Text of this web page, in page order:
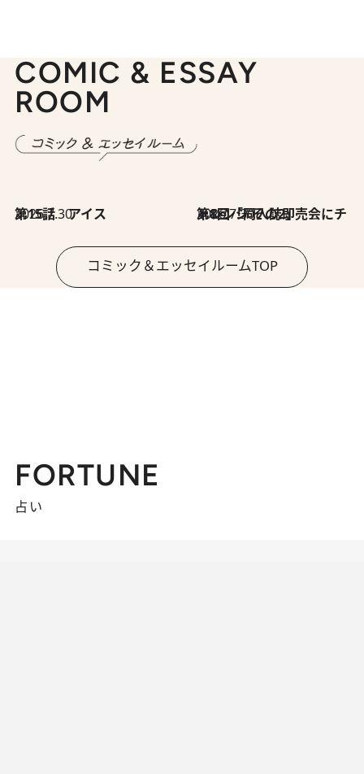
COMIC & ESSAY
ROOM
2026.7.30
第15話 アイス 2026.7.30
第8回「同人誌即売会にチャレンジ その2」
コミック＆エッセイルームTOP
FORTUNE
占い